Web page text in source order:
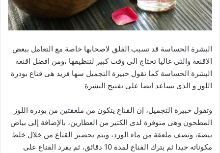
البشرة الحساسة قد تسبب القلق لاصحابها خاصة مع التعامل ببعض
الاقنعة والتى غاليا تحتاج الى وقت كبير لتنظيفها ،ومن افضل اقنعة
البشرة الحساسة كما تقول خبيرة التجميل سها فريد هى قناع بودرة
اللوز و الذى يساعد ايضا على تفتيح البشرة
وتقول خبيرة التجميل، إن القناع يتكون من ملعقتين من بودرة اللوز
المطحون وهى متوفرة لدى الكثير من العطارين، بالإضافة إلى بياض
بيضة، ونصف ملعقة من ماء الورد، ويتم تحضير القناع من خلال خلط
مكوناته جيدا ثم يترك القناع لمدة 10 دقائق، ثم يفرد القناع على